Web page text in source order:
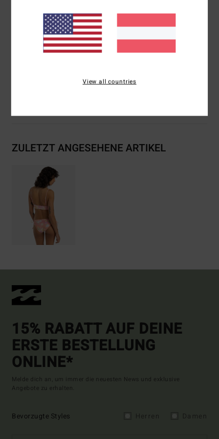
Bedeckung:mittlere Bedeckung
Branding:Logostickerei
ZULETZT ANGESEHENE ARTIKEL
15% RABATT AUF DEINE
ERSTE BESTELLUNG
ONLINE*
Melde dich an, um immer die neuesten News und exklusive
Angebote zu erhalten.
Bevorzugte Styles
View all countries